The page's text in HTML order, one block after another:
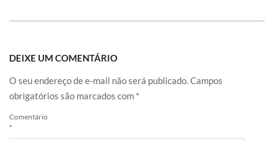
DEIXE UM COMENTÁRIO
O seu endereço de e-mail não será publicado.Campos
obrigatórios são marcados com *
Comentário
*